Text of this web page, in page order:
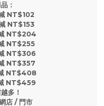
：
NT$102
NT$153
NT$204
NT$255
NT$306
NT$357
NT$408
NT$459
多！
店 / 門市